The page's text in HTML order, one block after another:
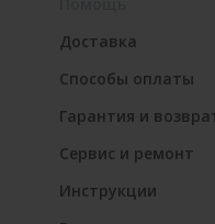
Доставка
Способы оплаты
Гарантия и
Сервис и ремонт
Инструкции